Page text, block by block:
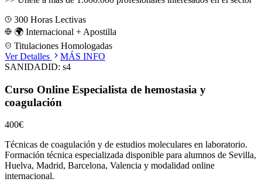
300 Horas Lectivas
🌍 Internacional + Apostilla
Titulaciones Homologadas
Ver Detalles
MÁS INFO
SANIDADID: s4
Curso Online Especialista de hemostasia y
coagulación
400€
Técnicas de coagulación y de estudios moleculares en laboratorio.
Formación técnica especializada disponible para alumnos de Sevilla,
Huelva, Madrid, Barcelona, Valencia y modalidad online
internacional.